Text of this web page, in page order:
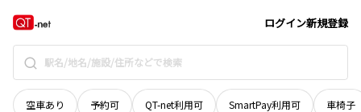
ログイン新規登録
空車あり 予約可 QT-net利用可 SmartPay利用可 車椅子
秋田県